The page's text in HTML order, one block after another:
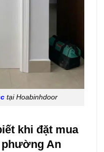
tại Hoabinhdoor
khi đặt mua
An